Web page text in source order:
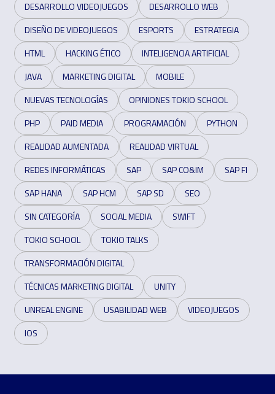
DESARROLLO VIDEOJUEGOS
DESARROLLO WEB
DISEÑO DE VIDEOJUEGOS
ESPORTS
ESTRATEGIA
HTML
HACKING ÉTICO
INTELIGENCIA ARTIFICIAL
JAVA
MARKETING DIGITAL
MOBILE
NUEVAS TECNOLOGÍAS
OPINIONES TOKIO SCHOOL
PHP
PAID MEDIA PROGRAMACIÓN
PYTHON
REALIDAD AUMENTADA
REALIDAD VIRTUAL
REDES INFORMÁTICAS
SAP SAP CO&IM
SAP FI
SAP HANA
SAP HCM SAP SD
SEO
SIN CATEGORÍA
SOCIAL MEDIA
SWIFT
TOKIO SCHOOL
TOKIO TALKS
TRANSFORMACIÓN DIGITAL
TÉCNICAS MARKETING DIGITAL
UNITY
UNREAL ENGINE
USABILIDAD WEB
VIDEOJUEGOS
IOS